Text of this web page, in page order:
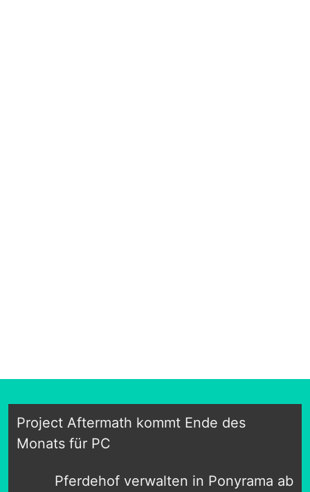
Project Aftermath kommt Ende des
Monats für PC
Pferdehof verwalten in Ponyrama ab